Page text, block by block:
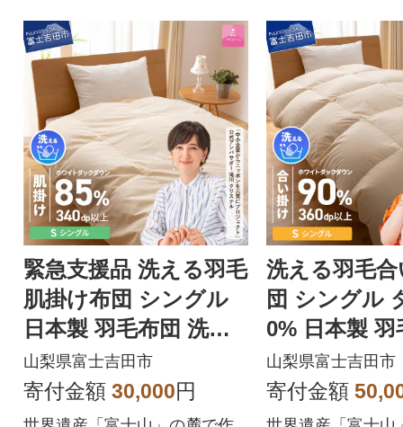
緊急支援品 洗える羽毛
肌掛け布団 シングル
日本製 羽毛布団 洗濯
可 国産【甲州羽毛ふと
ん】
山梨県富士吉田市
寄付金額 30,000円
洗える羽毛
団 シングル
0% 日本製 羽
濯可 国産【
とん】
山梨県富士吉田市
寄付金額